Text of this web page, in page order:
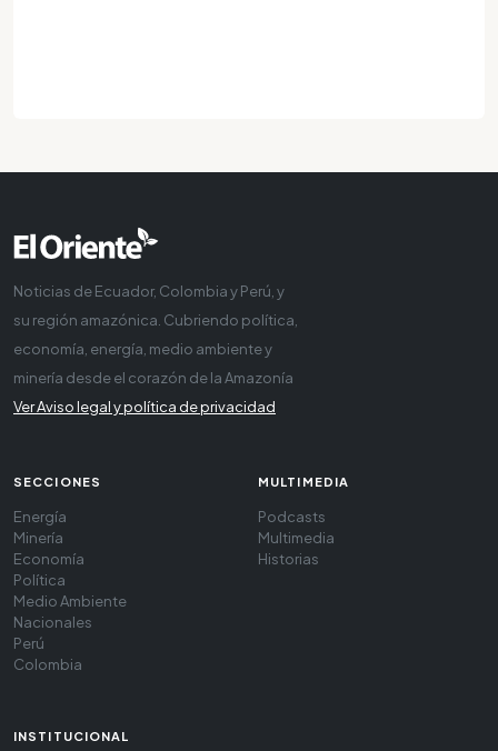
Noticias de Ecuador, Colombia y Perú, y
su región amazónica. Cubriendo política,
economía, energía, medio ambiente y
minería desde el corazón de la Amazonía
Ver Aviso legal y política de privacidad
SECCIONES
Energía
Minería
Economía
Política
Medio Ambiente
Nacionales
Perú
Colombia
MULTIMEDIA
Podcasts
Multimedia
Historias
INSTITUCIONAL